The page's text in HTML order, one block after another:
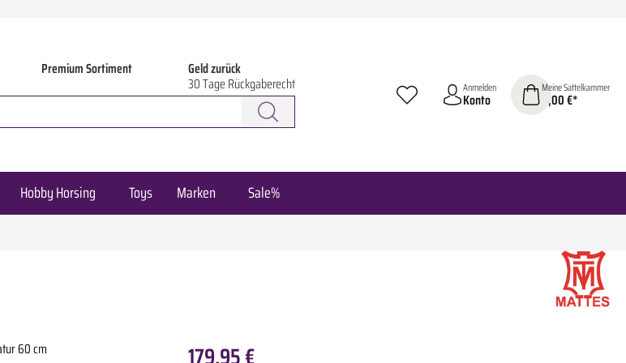
Premium Sortiment Geld zurück
30 Tage Rückgaberecht Anmelden
Konto
Meine Sattelkammer
0,00 €*
Hobby Horsing Toys Marken Sale%